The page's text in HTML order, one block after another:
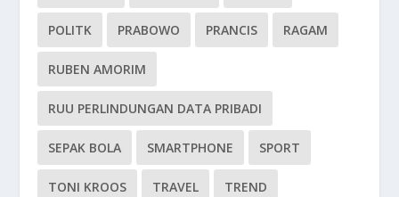
POLITK PRABOWO PRANCIS RAGAM
RUBEN AMORIM
RUU PERLINDUNGAN DATA PRIBADI
SEPAK BOLA SMARTPHONE SPORT
TONI KROOS TRAVEL TREND